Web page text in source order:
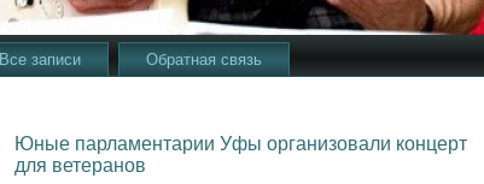
Все записи Обратная связь
Юные парламентарии Уфы организовали концерт
для ветеранов